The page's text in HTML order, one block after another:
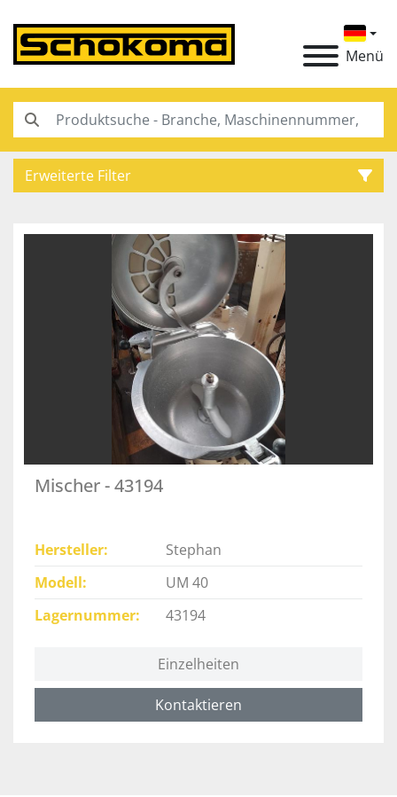
Menü
Erweiterte Filter
Mischer - 43194
Hersteller
Stephan
Modell
UM 40
Lagernummer
43194
Einzelheiten
Kontaktieren